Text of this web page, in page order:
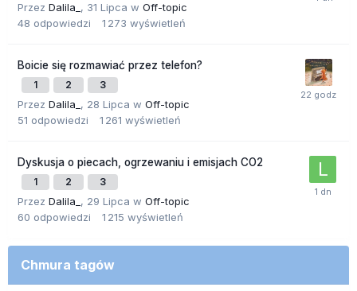
Przez Dalila_ , 31 Lipca w Off-topic
48 odpowiedzi 1 273 wyświetleń
Boicie się rozmawiać przez telefon?
1 2 3
Przez Dalila_ , 28 Lipca w Off-topic
51 odpowiedzi 1 261 wyświetleń
Dyskusja o piecach, ogrzewaniu i emisjach CO2
1 2 3
Przez Dalila_ , 29 Lipca w Off-topic
60 odpowiedzi 1 215 wyświetleń
Chmura tagów